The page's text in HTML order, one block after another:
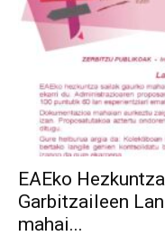
EAEko
Garbitzaileen
mahai...